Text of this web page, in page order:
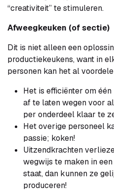
“creativiteit” te stimuleren.
Afweegkeuken (of sectie)
Dit is niet alleen een
productiekeukens, want in
personen kan het al
Het is efficiënter om
af te laten wegen voor
per onderdeel klaar te
Het overige personeel
passie; koken!
Uitzendkrachten
wegwijs te maken in
staat, dan kunnen ze
produceren!